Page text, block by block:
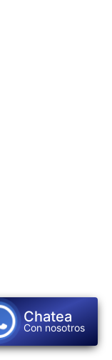
Chatea
Con nosotros